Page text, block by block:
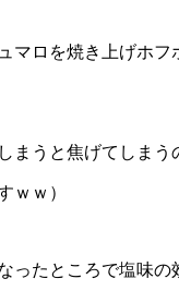
マロを焼き上げホフ
まうと焦げてしまう
ｗｗ）
ったところで塩味の